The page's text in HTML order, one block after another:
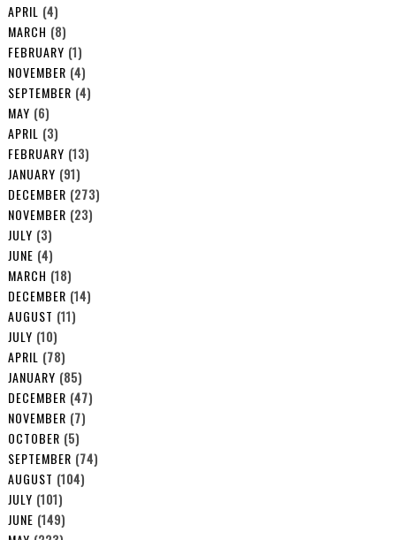
APRIL (4)
MARCH (8)
FEBRUARY (1)
NOVEMBER (4)
SEPTEMBER (4)
MAY (6)
APRIL (3)
FEBRUARY (13)
JANUARY (91)
DECEMBER (273)
NOVEMBER (23)
JULY (3)
JUNE (4)
MARCH (18)
DECEMBER (14)
AUGUST (11)
JULY (10)
APRIL (78)
JANUARY (85)
DECEMBER (47)
NOVEMBER (7)
OCTOBER (5)
SEPTEMBER (74)
AUGUST (104)
JULY (101)
JUNE (149)